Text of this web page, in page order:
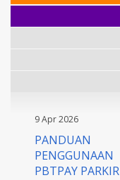
9 Apr 2026
PANDUAN
PENGGUNAAN
PBTPAY PARKIR